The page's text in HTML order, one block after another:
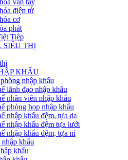
vân tay
điện tử
cơ
phát
Tiệp
SIÊU THỊ
KHẨU
nhập khẩu
lãnh đạo nhập khẩu
nhân viên nhập khẩu
phòng họp nhập khẩu
nhập khẩu đệm, tựa da
nhập khẩu đệm tựa lưới
nhập khẩu đệm, tựa nỉ
khẩu
khẩu